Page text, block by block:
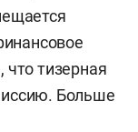
тизерная
Больше